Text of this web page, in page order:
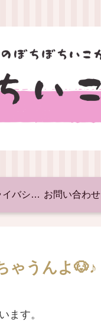
プライバシーポリシー お問い合わせ
ゃうんよ🐶♪
ます。